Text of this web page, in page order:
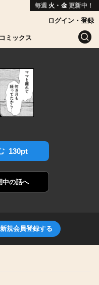
毎週 火・金 更新中！
コミックス
ログイン・登録
130pt
中の話へ
新規会員登録する